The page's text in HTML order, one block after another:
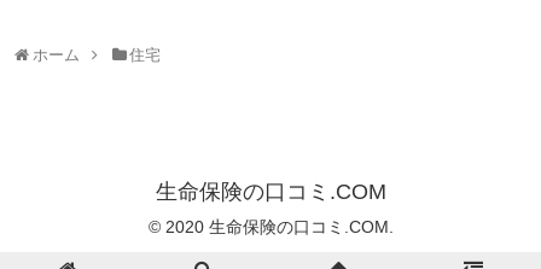
ホーム 住宅
生命保険の口コミ.COM
© 2020 生命保険の口コミ.COM.